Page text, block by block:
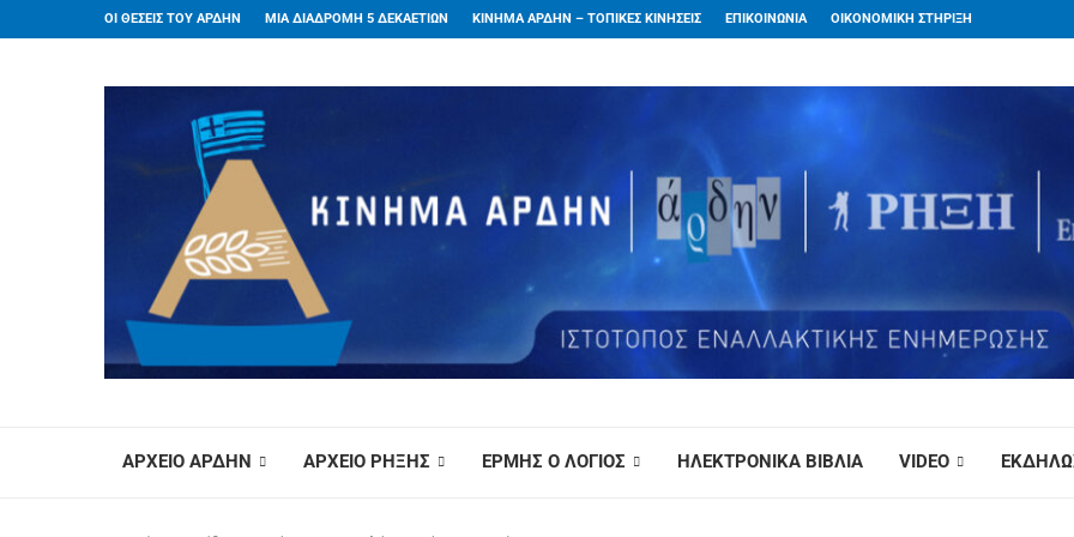
ΟΙ ΘΕΣΕΙΣ ΤΟΥ ΑΡΔΗΝ ΜΙΑ ΔΙΑΔΡΟΜΗ 5 ΔΕΚΑΕΤΙΩΝ ΚΙΝΗΜΑ ΑΡΔΗΝ – ΤΟΠΙΚΕΣ ΚΙΝΗΣΕΙΣ ΕΠΙΚΟΙΝΩΝΙΑ ΟΙΚΟΝΟΜΙΚΗ ΣΤΗΡΙΞΗ
ΑΡΧΕΙΟ ΑΡΔΗΝ ΑΡΧΕΙΟ ΡΗΞΗΣ ΕΡΜΗΣ Ο ΛΟΓΙΟΣ ΗΛΕΚΤΡΟΝΙΚΑ ΒΙΒΛΙΑ VIDEO